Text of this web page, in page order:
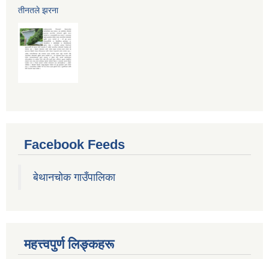
तीनतले झरना
Facebook Feeds
बेथानचोक गाउँपालिका
महत्त्वपुर्ण लिङ्कहरू